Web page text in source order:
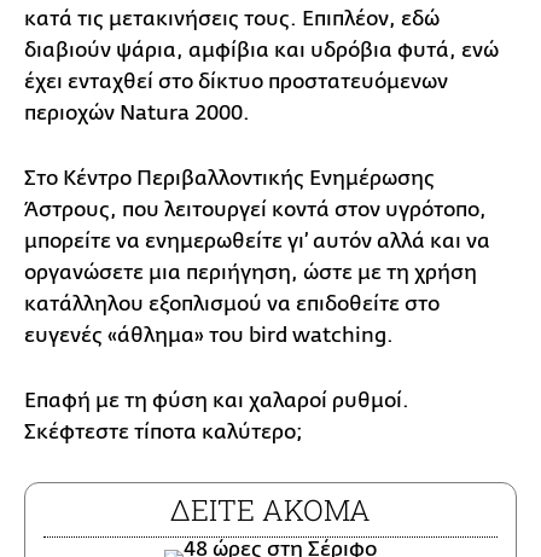
κατά τις μετακινήσεις τους. Επιπλέον, εδώ
διαβιούν ψάρια, αμφίβια και υδρόβια φυτά, ενώ
έχει ενταχθεί στο δίκτυο προστατευόμενων
περιοχών Natura 2000.
Στο Κέντρο Περιβαλλοντικής Ενημέρωσης
Άστρους, που λειτουργεί κοντά στον υγρότοπο,
μπορείτε να ενημερωθείτε γι’ αυτόν αλλά και να
οργανώσετε μια περιήγηση, ώστε με τη χρήση
κατάλληλου εξοπλισμού να επιδοθείτε στο
ευγενές «άθλημα» του bird watching.
Επαφή με τη φύση και χαλαροί ρυθμοί.
Σκέφτεστε τίποτα καλύτερο;
ΔΕΙΤΕ ΑΚΟΜΑ